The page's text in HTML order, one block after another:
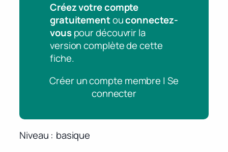
Créez votre compte
gratuitementouconnectez-
vouspour découvrir la
version complète de cette
fiche.
Créer un compte membre | Se
connecter
Niveau basique